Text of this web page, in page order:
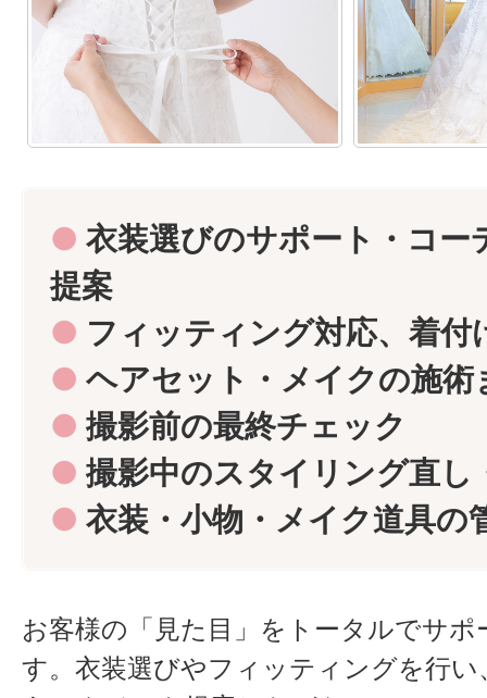
● 衣装選びのサポート・コー
提案
● フィッティング対応、着付
● ヘアセット・メイクの施術
● 撮影前の最終チェック
● 撮影中のスタイリング直し
● 衣装・小物・メイク道具の
お客様の「見た目」をトータルでサポ
す。衣装選びやフィッティングを行い